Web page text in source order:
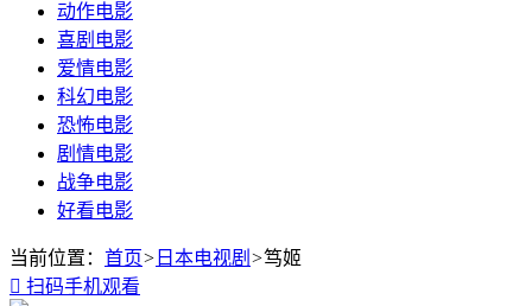
动作电影
喜剧电影
爱情电影
科幻电影
恐怖电影
剧情电影
战争电影
好看电影
当前位置： 首页> 日本电视剧 >笃姬
 扫码手机观看